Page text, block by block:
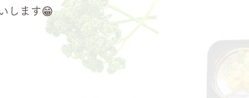
します😁